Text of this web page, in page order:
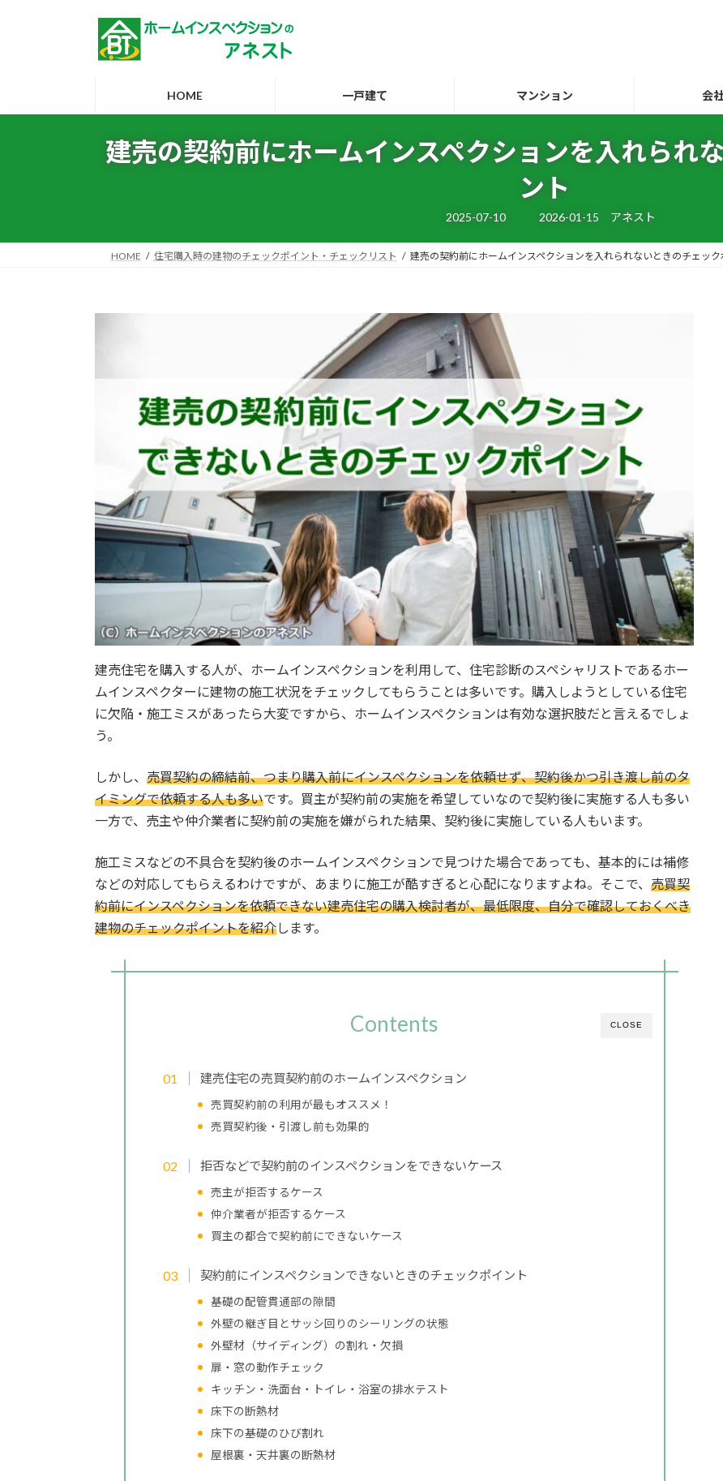
HOME 一戸建て マンション 会
建売の契約前にホームインスペクションを入れられ
ント
2025-07-10
最
新
日
2026-01-15 アネスト
HOME 住宅購入時の建物のチェックポイント・チェックリスト 建売の契約前にホームインスペクションを入れられないときのチェック
建売住宅を購入する人が、ホームインスペクションを利用して、住宅診断のスペシャリストであるホー
ムインスペクターに建物の施工状況をチェックしてもらうことは多いです。購入しようとしている住宅
に欠陥・施工ミスがあったら大変ですから、ホームインスペクションは有効な選択肢だと言えるでしょ
う。
しかし、 売買契約の締結前、つまり購入前にインスペクションを依頼せず、契約後かつ引き渡し前のタ
イミングで依頼する人も多いです。買主が契約前の実施を希望していなので契約後に実施する人も多い
一方で、売主や仲介業者に契約前の実施を嫌がられた結果、契約後に実施している人もいます。
施工ミスなどの不具合を契約後のホームインスペクションで見つけた場合であっても、基本的には補修
などの対応してもらえるわけですが、あまりに施工が酷すぎると心配になりますよね。そこで、 売買契
約前にインスペクションを依頼できない建売住宅の購入検討者が、最低限度、自分で確認しておくべき
建物のチェックポイントを紹介します。
CLOSE
Contents
建売住宅の売買契約前のホームインスペクション
売買契約前の利用が最もオススメ！
売買契約後・引渡し前も効果的
拒否などで契約前のインスペクションをできないケース
売主が拒否するケース
仲介業者が拒否するケース
買主の都合で契約前にできないケース
契約前にインスペクションできないときのチェックポイント
基礎の配管貫通部の隙間
外壁の継ぎ目とサッシ回りのシーリングの状態
外壁材（サイディング）の割れ・欠損
扉・窓の動作チェック
キッチン・洗面台・トイレ・浴室の排水テスト
床下の断熱材
床下の基礎のひび割れ
屋根裏・天井裏の断熱材